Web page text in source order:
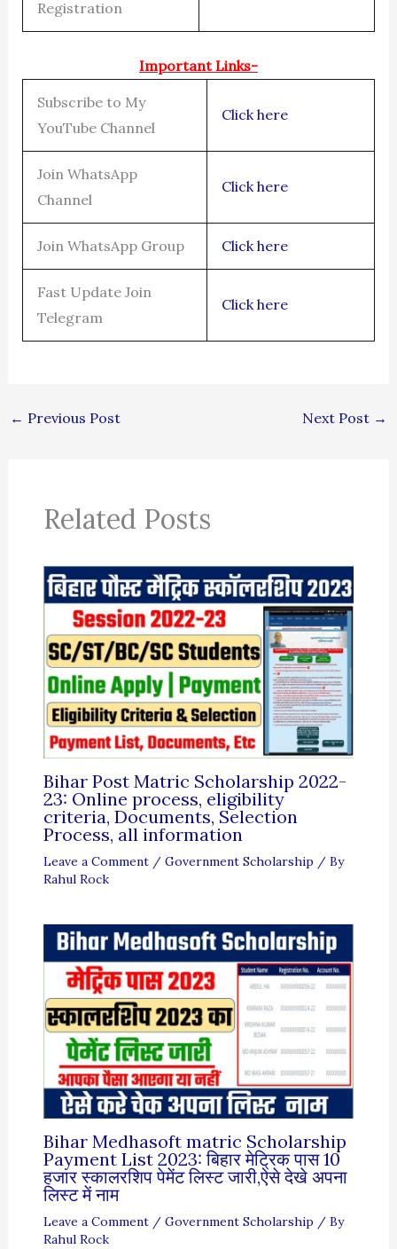
Registration
Important Links-
Subscribe to My
YouTube Channel
Click here
Join WhatsApp
Channel
Click here
Join WhatsApp Group Click here
Fast Update Join
Telegram
Click here
← Previous Post Next Post →
Related Posts
Bihar Post Matric Scholarship 2022-
23: Online process, eligibility
criteria, Documents, Selection
Process, all information
Leave a Comment / Government Scholarship / By
Rahul Rock
Bihar Medhasoft matric Scholarship
Payment List 2023: बिहार मेट्रिक पास 10
हजार स्कालरशिप पेमेंट लिस्ट जारी,ऐसे देखे अपना
लिस्ट में नाम
Leave a Comment / Government Scholarship / By
Rahul Rock